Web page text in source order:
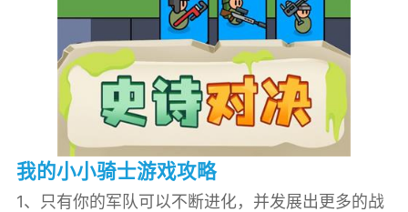
我的小小骑士游戏攻略
1、只有你的军队可以不断进化，并发展出更多的战